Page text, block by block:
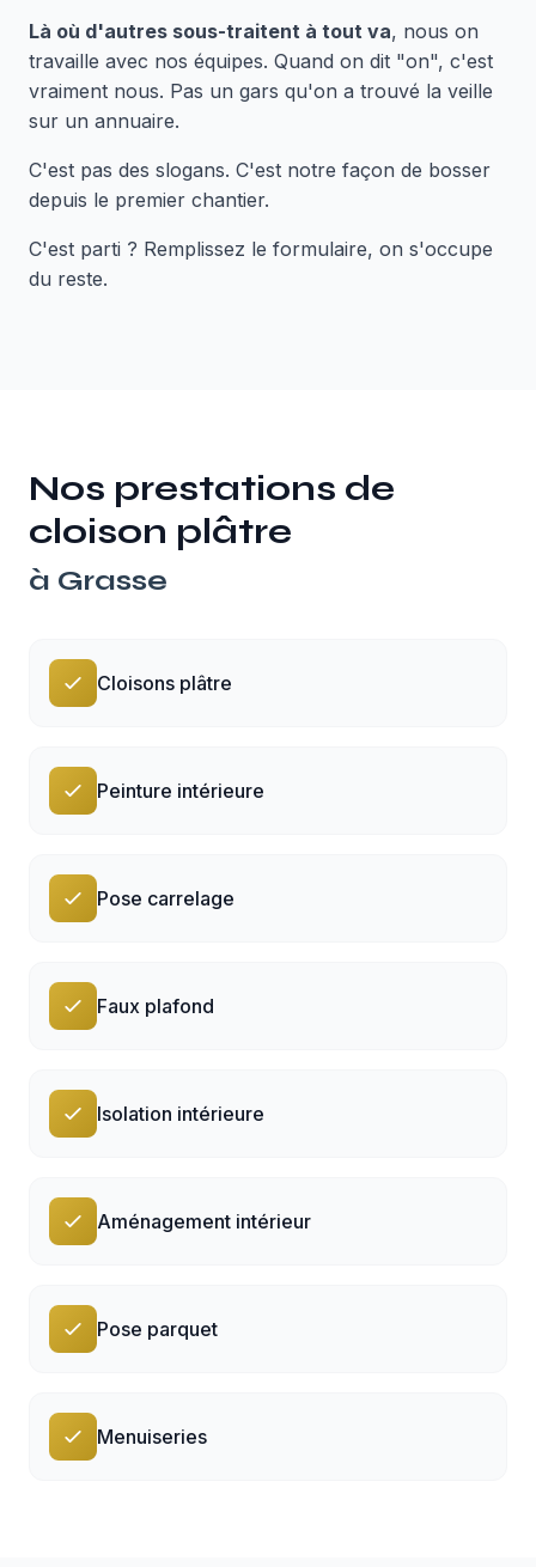
Là où d'autres sous-traitent à tout va, nous on
travaille avec nos équipes. Quand on dit "on", c'est
vraiment nous. Pas un gars qu'on a trouvé la veille
sur un annuaire.
C'est pas des slogans. C'est notre façon de bosser
depuis le premier chantier.
C'est parti ? Remplissez le formulaire, on s'occupe
du reste.
Nos prestations de
cloison plâtre
à Grasse
Cloisons plâtre
Peinture intérieure
Pose carrelage
Faux plafond
Isolation intérieure
Aménagement intérieur
Pose parquet
Menuiseries